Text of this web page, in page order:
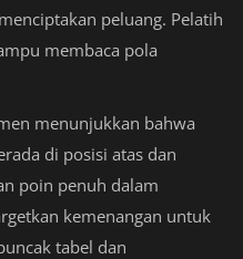
peluang. Pelatih
membaca pola
menunjukkan bahwa
di posisi atas dan
poin penuh dalam
kemenangan untuk
tabel dan